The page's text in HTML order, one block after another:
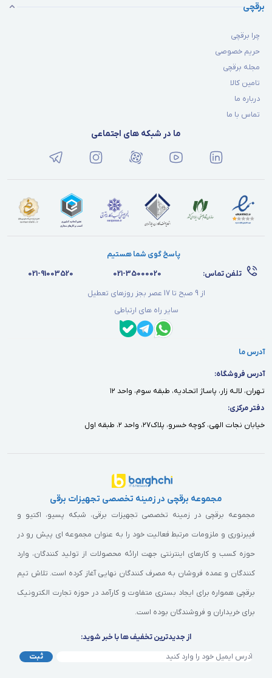
برقچی
چرا برقچی
حریم خصوصی
مجله برقچی
تامین کالا
درباره ما
تماس با ما
ما در شبکه های اجتماعی
پاسخ گوی شما هستیم
تلفن تماس:
021-35000020
021-91003520
از 9 صبح تا 17 عصر بجز روزهای تعطیل
سایر راه های ارتباطی
آدرس ما
آدرس فروشگاه:
تـهران، لالـه زار، پاسـاژ اتحـاديه، طبقه سوم، واحد ١٢
دفتر مركزى:
خيابان نجات الهى، كوچه خسرو، پلاك٢٧، واحد ٢، طبقه اول
مجموعه برقچی در زمینه تخصصی تجهیزات برقی
مجموعه برقچی در زمینه تخصصی تجهیزات برقی، شبکه پسیو، اکتیو و
فیبرنوری و ملزومات مرتبط فعالیت خود را به عنوان مجموعه ای پیش رو در
حوزه کسب و کارهای اینترنتی جهت ارائه محصولات از تولید کنندگان، وارد
کنندگان و عمده فروشان به مصرف کنندگان نهایی آغاز کرده است. تلاش تیم
برقچی همواره برای ایجاد بستری متفاوت و کارآمد در حوزه تجارت الکترونیک
برای خریداران و فروشندگان بوده است.
از جدیدترین تخفیف ها با خبر شوید:
ثبت